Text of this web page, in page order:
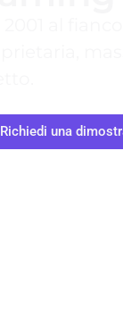
Richiedi una